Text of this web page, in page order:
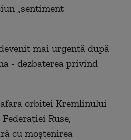
„sentiment
mai urgentă după
- dezbaterea privind
orbitei Kremlinului
Ruse,
cu moștenirea